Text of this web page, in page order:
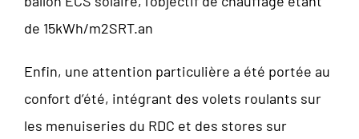
de 15kWh/m2SRT.an
Enfin, une attention particulière a été portée au
confort d’été, intégrant des volets roulants sur
les menuiseries du RDC et des stores sur